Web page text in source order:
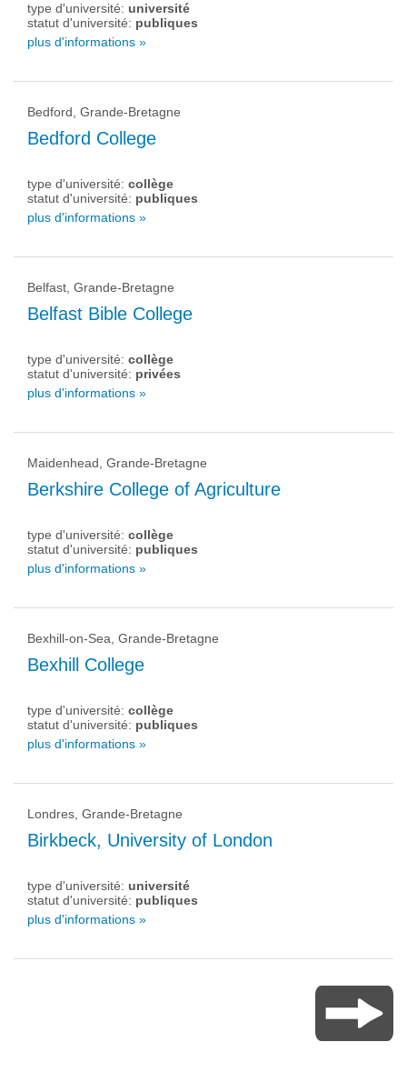
type d'université: université
statut d'université: publiques
plus d'informations »
Bedford, Grande-Bretagne
Bedford College
type d'université: collège
statut d'université: publiques
plus d'informations »
Belfast, Grande-Bretagne
Belfast Bible College
type d'université: collège
statut d'université: privées
plus d'informations »
Maidenhead, Grande-Bretagne
Berkshire College of Agriculture
type d'université: collège
statut d'université: publiques
plus d'informations »
Bexhill-on-Sea, Grande-Bretagne
Bexhill College
type d'université: collège
statut d'université: publiques
plus d'informations »
Londres, Grande-Bretagne
Birkbeck, University of London
type d'université: université
statut d'université: publiques
plus d'informations »